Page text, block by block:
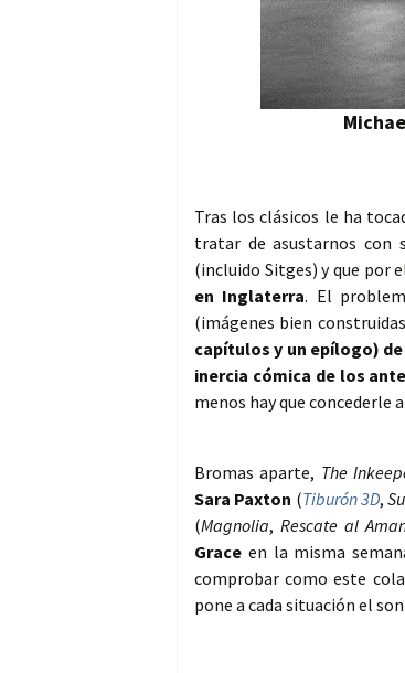
Tras los clásicos le ha
tratar de asustarnos con
(incluido Sitges) y que por
en Inglaterra. El
(imágenes bien
capítulos y un epílogo)
inercia cómica de los
menos hay que
Bromas aparte, The
Sara Paxton (Tiburón 3D,
(Magnolia,Rescate al
Grace en la misma
comprobar como este
pone a cada situación el